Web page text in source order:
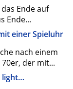
Ende auf
Ende...
einer Spieluhr
nach einem
der mit...
light…